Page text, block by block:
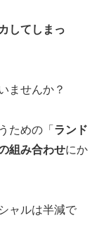
してしまっ
ませんか？
ための「 ランド
組み合わせにか
ャルは半減で